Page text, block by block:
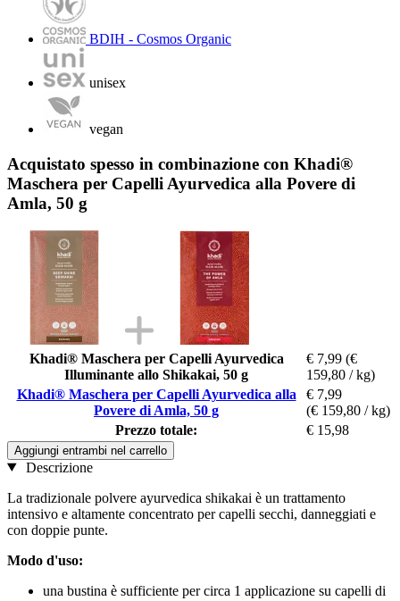
BDIH - Cosmos Organic
unisex
vegan
Acquistato spesso in combinazione con Khadi®
Maschera per Capelli Ayurvedica alla Povere di
Amla, 50 g
Khadi® Maschera per Capelli Ayurvedica
Illuminante allo Shikakai, 50 g
€ 7,99 (€
159,80 / kg)
Khadi® Maschera per Capelli Ayurvedica alla
Povere di Amla, 50 g
€ 7,99
(€ 159,80 / kg)
Prezzo totale:
€ 15,98
Aggiungi entrambi nel carrello
Descrizione
La tradizionale polvere ayurvedica shikakai è un trattamento
intensivo e altamente concentrato per capelli secchi, danneggiati e
con doppie punte.
Modo d'uso:
una bustina è sufficiente per circa 1 applicazione su capelli di